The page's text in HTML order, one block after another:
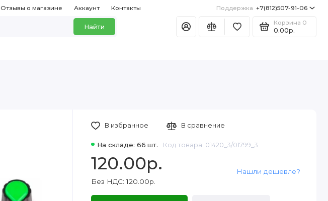
Отзывы о магазине Аккаунт Контакты Поддержка +7(812)507-91-06
Найти
Корзина 0
0.00р.
На складе: 66 шт. Код товара: 01420_3/01799_3
120.00р.
Без НДС: 120.00р.
Нашли дешевле?
В избранное В сравнение